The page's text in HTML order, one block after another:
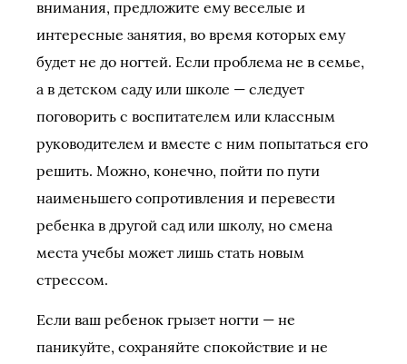
внимания, предложите ему веселые и
интересные занятия, во время которых ему
будет не до ногтей. Если проблема не в семье,
а в детском саду или школе — следует
поговорить с воспитателем или классным
руководителем и вместе с ним попытаться его
решить. Можно, конечно, пойти по пути
наименьшего сопротивления и перевести
ребенка в другой сад или школу, но смена
места учебы может лишь стать новым
стрессом.
Если ваш ребенок грызет ногти — не
паникуйте, сохраняйте спокойствие и не